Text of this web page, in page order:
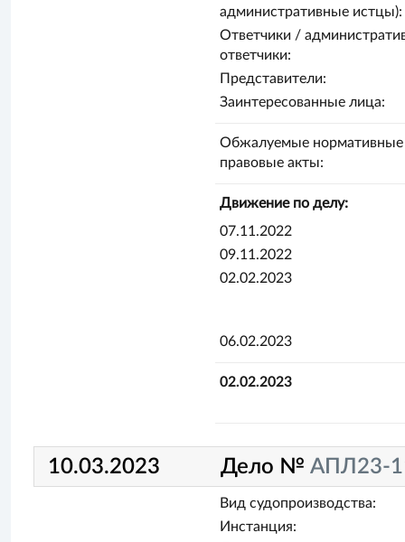
административные истцы):
Ответчики /
ответчики:
Представители:
Заинтересованные лица:
Обжалуемые нормативные
правовые акты:
Движение по делу:
07.11.2022
09.11.2022
02.02.2023
06.02.2023
02.02.2023
10.03.2023 Дело № АПЛ23-
Вид судопроизводства:
Инстанция: